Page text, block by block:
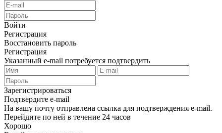
Войти
Регистрация
Восстановить пароль
Регистрация
Указанный e-mail потребуется подтвердить
Зарегистрироваться
Подтвердите e-mail
На вашу почту отправлена ссылка для подтверждения e-mail.
Перейдите по ней в течение 24 часов
Хорошо